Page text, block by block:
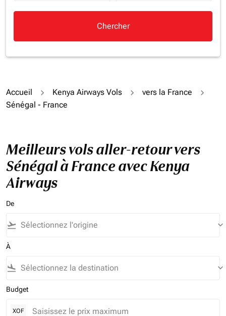
Chercher
Accueil Kenya Airways Vols
vers la France
Sénégal - France
Meilleurs vols aller-retour vers
Sénégal à France avec Kenya
Airways
De
flight_takeoff keyboard_arrow_down
À
flight_land keyboard_arrow_down
Budget
XOF